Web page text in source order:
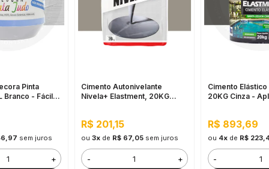
Pinta
Branco - Fácil
sem juros
+
Cimento Autonivelante
Nivela+ Elastment, 20KG
R$ 201,15
ou3x de R$ 67,05 sem juros
- +
Cimento
20KG Cinza -
R$ 893,69
ou 4xde R$
-